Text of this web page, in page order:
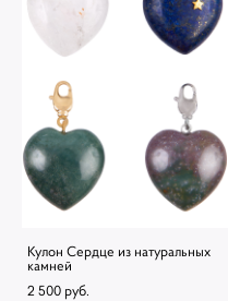
Кулон Сердце из натуральных
камней
2 500 pуб.